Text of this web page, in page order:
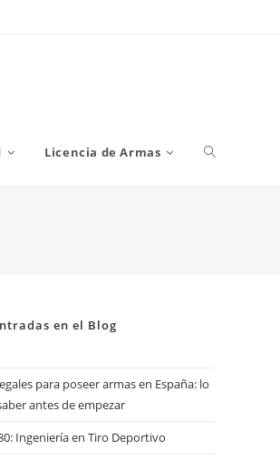
Licencia de Armas Alternar
en el Blog
para poseer armas en España: lo
antes de empezar
Ingeniería en Tiro Deportivo